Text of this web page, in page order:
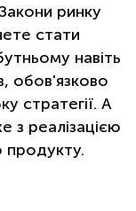
ринку
стати
навіть
обов'язково
стратегії. А
реалізацією
продукту.